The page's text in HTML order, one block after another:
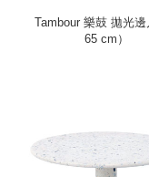
Tambour 樂鼓 拋光邊
65 cm）